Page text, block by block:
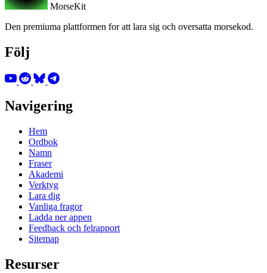
MorseKit
Den premiuma plattformen for att lara sig och oversatta morsekod.
Följ
Navigering
Hem
Ordbok
Namn
Fraser
Akademi
Verktyg
Lara dig
Vanliga fragor
Ladda ner appen
Feedback och felrapport
Sitemap
Resurser